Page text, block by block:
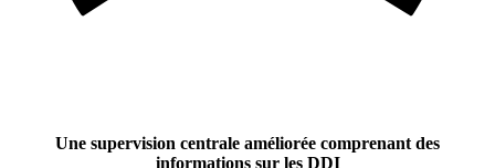
Une supervision centrale améliorée comprenant des
informations sur les DDI